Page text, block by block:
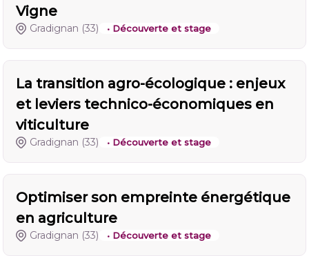
Vigne
Gradignan (33) • Découverte et stage
La transition agro-écologique : enjeux
et leviers technico-économiques en
viticulture
Gradignan (33) • Découverte et stage
Optimiser son empreinte énergétique
en agriculture
Gradignan (33) • Découverte et stage